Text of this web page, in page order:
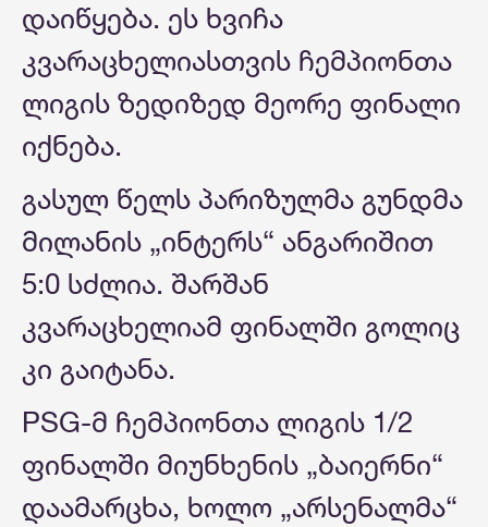
დაიწყება. ეს ხვიჩა
კვარაცხელიასთვის ჩემპიონთა
ლიგის ზედიზედ მეორე ფინალი
იქნება.
გასულ წელს პარიზულმა გუნდმა
მილანის „ინტერს“ ანგარიშით
5:0 სძლია. შარშან
კვარაცხელიამ ფინალში გოლიც
კი გაიტანა.
PSG-მ ჩემპიონთა ლიგის 1/2
ფინალში მიუნხენის „ბაიერნი“
დაამარცხა, ხოლო „არსენალმა“